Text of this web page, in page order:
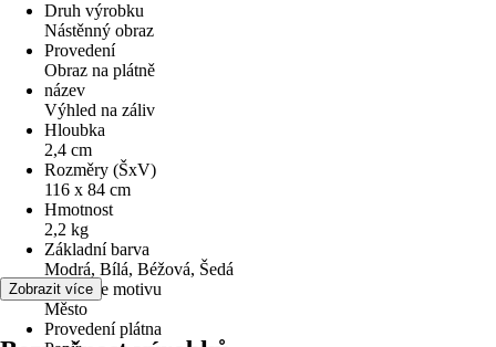
Druh výrobku
Nástěnný obraz
Provedení
Obraz na plátně
název
Výhled na záliv
Hloubka
2,4 cm
Rozměry (ŠxV)
116 x 84 cm
Hmotnost
2,2 kg
Základní barva
Modrá, Bílá, Béžová, Šedá
kategorie motivu
Město
Provedení plátna
Zobrazit více